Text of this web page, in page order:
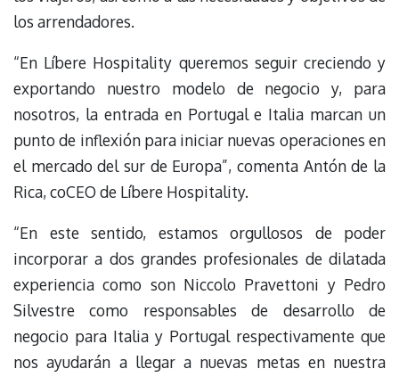
los arrendadores.
“En Líbere Hospitality queremos seguir creciendo y
exportando nuestro modelo de negocio y, para
nosotros, la entrada en Portugal e Italia marcan un
punto de inflexión para iniciar nuevas operaciones en
el mercado del sur de Europa”, comenta Antón de la
Rica, coCEO de Líbere Hospitality.
“En este sentido, estamos orgullosos de poder
incorporar a dos grandes profesionales de dilatada
experiencia como son Niccolo Pravettoni y Pedro
Silvestre como responsables de desarrollo de
negocio para Italia y Portugal respectivamente que
nos ayudarán a llegar a nuevas metas en nuestra